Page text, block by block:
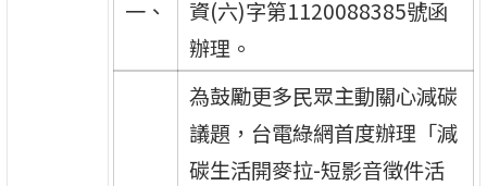
一、
資(六)字第1120088385號函
辦理。
為鼓勵更多民眾主動關心減碳
議題，台電綠網首度辦理「減
碳生活開麥拉-短影音徵件活